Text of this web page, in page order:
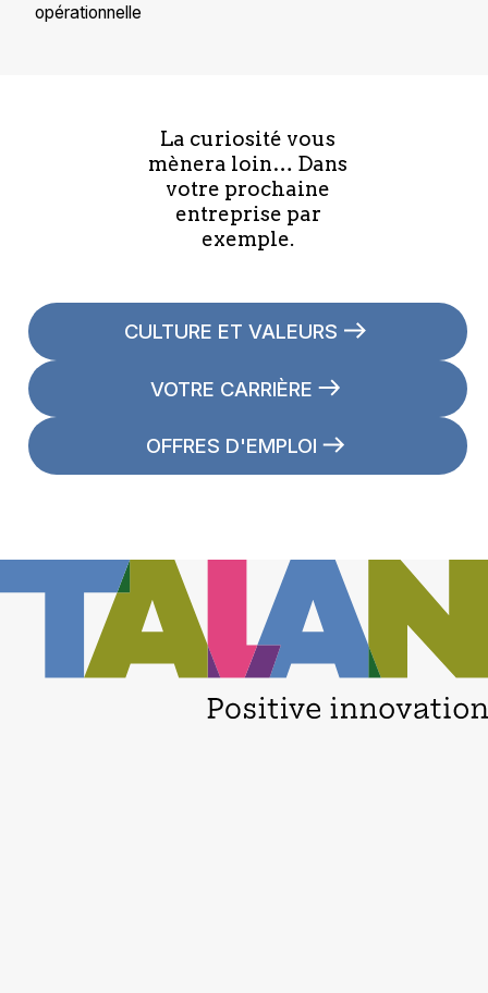
opérationnelle
La curiosité vous
mènera loin… Dans
votre prochaine
entreprise par
exemple.
CULTURE ET VALEURS
VOTRE CARRIÈRE
OFFRES D'EMPLOI